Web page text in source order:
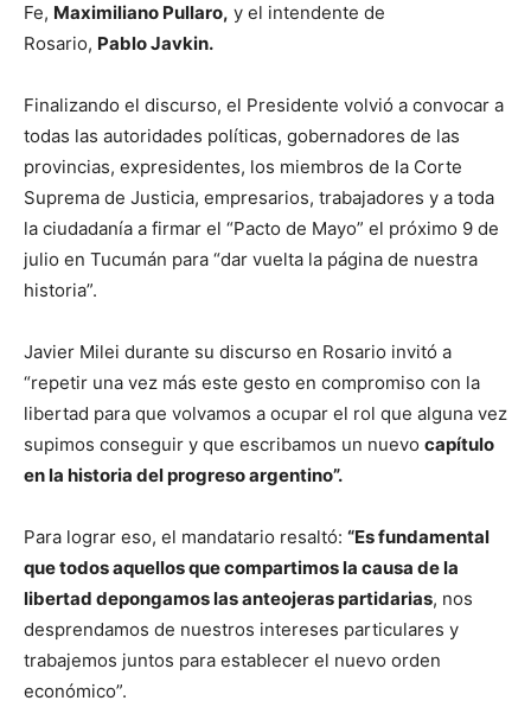
Fe, Maximiliano Pullaro, y el intendente de
Rosario, Pablo Javkin.
Finalizando el discurso, el Presidente volvió a convocar a
todas las autoridades políticas, gobernadores de las
provincias, expresidentes, los miembros de la Corte
Suprema de Justicia, empresarios, trabajadores y a toda
la ciudadanía a firmar el “Pacto de Mayo” el próximo 9 de
julio en Tucumán para “dar vuelta la página de nuestra
historia”.
Javier Milei durante su discurso en Rosario invitó a
“repetir una vez más este gesto en compromiso con la
libertad para que volvamos a ocupar el rol que alguna vez
supimos conseguir y que escribamos un nuevo capítulo
en la historia del progreso argentino”.
Para lograr eso, el mandatario resaltó: “Es fundamental
que todos aquellos que compartimos la causa de la
libertad depongamos las anteojeras partidarias, nos
desprendamos de nuestros intereses particulares y
trabajemos juntos para establecer el nuevo orden
económico”.